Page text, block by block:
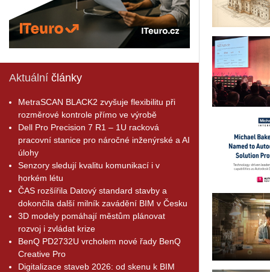
Aktuální články
MetraSCAN BLACK2 zvyšuje flexibilitu při
rozměrové kontrole přímo ve výrobě
Dell Pro Precision 7 R1 – 1U racková
pracovní stanice pro náročné inženýrské a AI
úlohy
Senzory sledují kvalitu komunikací i v
horkém létu
ČAS rozšířila Datový standard stavby a
dokončila další milník zavádění BIM v Česku
3D modely pomáhají městům plánovat
rozvoj i zvládat krize
BenQ PD2732U vrcholem nové řady BenQ
Creative Pro
Digitalizace staveb 2026: od skenu k BIM